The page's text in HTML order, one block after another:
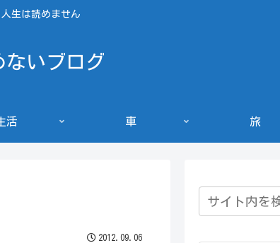
生は読めません
ないブログ
活 車 旅
2012.09.06